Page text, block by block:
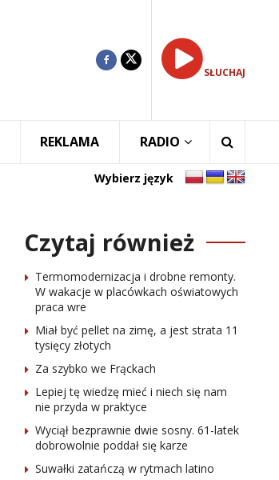
SŁUCHAJ
REKLAMA RADIO
Wybierz język
Czytaj również
Termomodernizacja i drobne remonty.
W wakacje w placówkach oświatowych
praca wre
Miał być pellet na zimę, a jest strata 11
tysięcy złotych
Za szybko we Frąckach
Lepiej tę wiedzę mieć i niech się nam
nie przyda w praktyce
Wyciął bezprawnie dwie sosny. 61-latek
dobrowolnie poddał się karze
Suwałki zatańczą w rytmach latino